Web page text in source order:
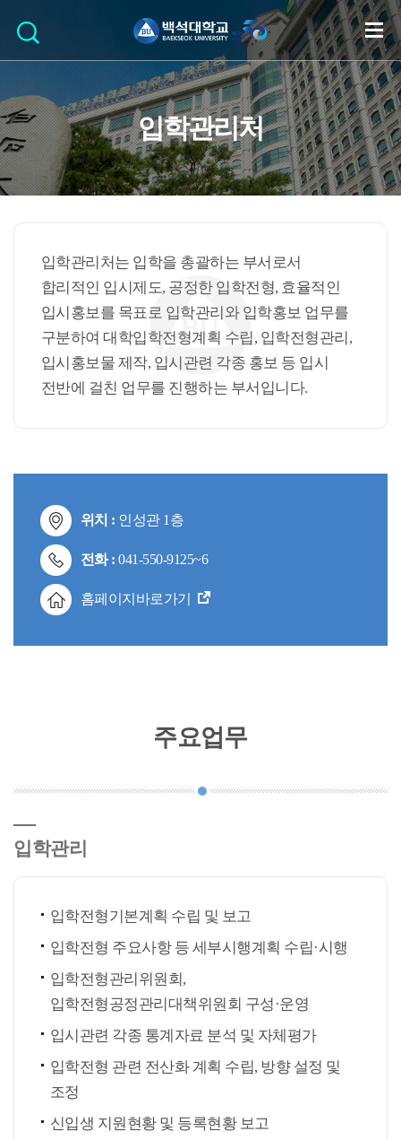
입학관리처
입학관리처는 입학을 총괄하는 부서로서
합리적인 입시제도, 공정한 입학전형, 효율적인
입시홍보를 목표로 입학관리와 입학홍보 업무를
구분하여 대학입학전형계획 수립, 입학전형관리,
입시홍보물 제작, 입시관련 각종 홍보 등 입시
전반에 걸친 업무를 진행하는 부서입니다.
위치 : 인성관 1층
전화 :041-550-9125~6
홈페이지바로가기
주요업무
입학관리
입학전형기본계획 수립 및 보고
입학전형 주요사항 등 세부시행계획 수립·시행
입학전형관리위원회,
입학전형공정관리대책위원회 구성·운영
입시관련 각종 통계자료 분석 및 자체평가
입학전형 관련 전산화 계획 수립, 방향 설정 및
조정
신입생 지원현황 및 등록현황 보고